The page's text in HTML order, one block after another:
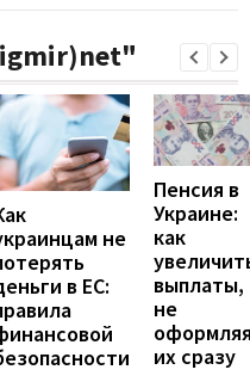
не
в ЕС:
Пенсия в
Украине:
как
выплаты,
не
их сразу